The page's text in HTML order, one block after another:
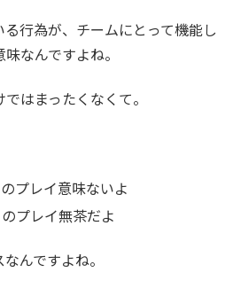
行為が、チームにとって機能し
なんですよね。
はまったくなくて。
プレイ意味ないよ
プレイ無茶だよ
んですよね。